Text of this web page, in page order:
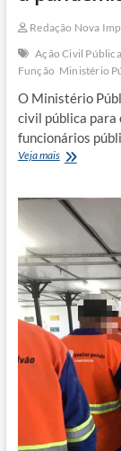
Redação Nova
Ação Civil Pública
Função Ministério
O Ministério
civil pública para
funcionários
Veja maisMP
de
cargos
durante
a
pandemia
em